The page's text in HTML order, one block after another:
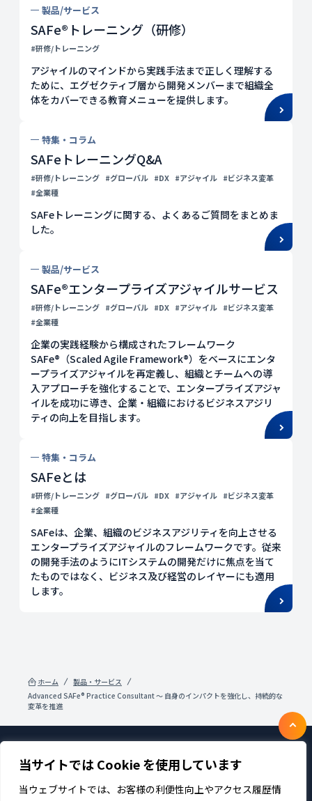
当サイトでは Cookie を使用しています
当ウェブサイトでは、お客様の利便性向上やアクセス履歴情
製品/サービス
SAFe®トレーニング（研修）
#研修/トレーニング
アジャイルのマインドから実践手法まで正しく理解する
ために、エグゼクティブ層から開発メンバーまで組織全
体をカバーできる教育メニューを提供します。
特集・コラム
SAFeトレーニングQ&A
#研修/トレーニング #グローバル #DX #アジャイル #ビジネス変革
#全業種
SAFeトレーニングに関する、よくあるご質問をまとめま
した。
製品/サービス
SAFe®エンタープライズアジャイルサービス
#研修/トレーニング #グローバル #DX #アジャイル #ビジネス変革
#全業種
企業の実践経験から構成されたフレームワーク
SAFe®（Scaled Agile Framework®）をベースにエンタ
ープライズアジャイルを再定義し、組織とチームへの導
入アプローチを強化することで、エンタープライズアジャ
イルを成功に導き、企業・組織におけるビジネスアジリ
ティの向上を目指します。
特集・コラム
SAFeとは
#研修/トレーニング #グローバル #DX #アジャイル #ビジネス変革
#全業種
SAFeは、企業、組織のビジネスアジリティを向上させる
エンタープライズアジャイルのフレームワークです。従来
の開発手法のようにITシステムの開発だけに焦点を当て
たものではなく、ビジネス及び経営のレイヤーにも適用
します。
ホーム
製品・サービス
Advanced SAFe® Practice Consultant ～ 自身のインパクトを強化し、持続的な
変革を推進
製品・サービス 企業情報
採用
IR情報
ニュース
サステナビリティ